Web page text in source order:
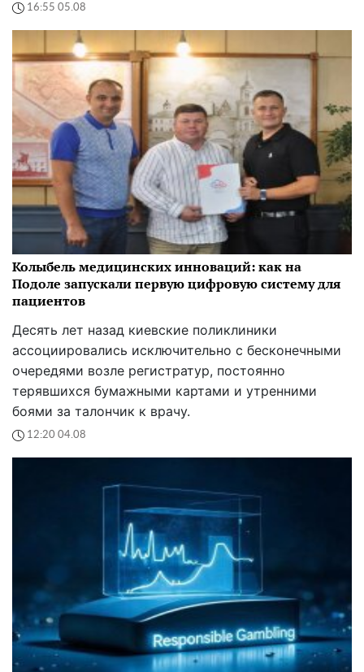
16:55 05.08
Колыбель медицинских инноваций: как на
Подоле запускали первую цифровую систему для
пациентов
Десять лет назад киевские поликлиники
ассоциировались исключительно с бесконечными
очередями возле регистратур, постоянно
терявшихся бумажными картами и утренними
боями за талончик к врачу.
12:20 04.08